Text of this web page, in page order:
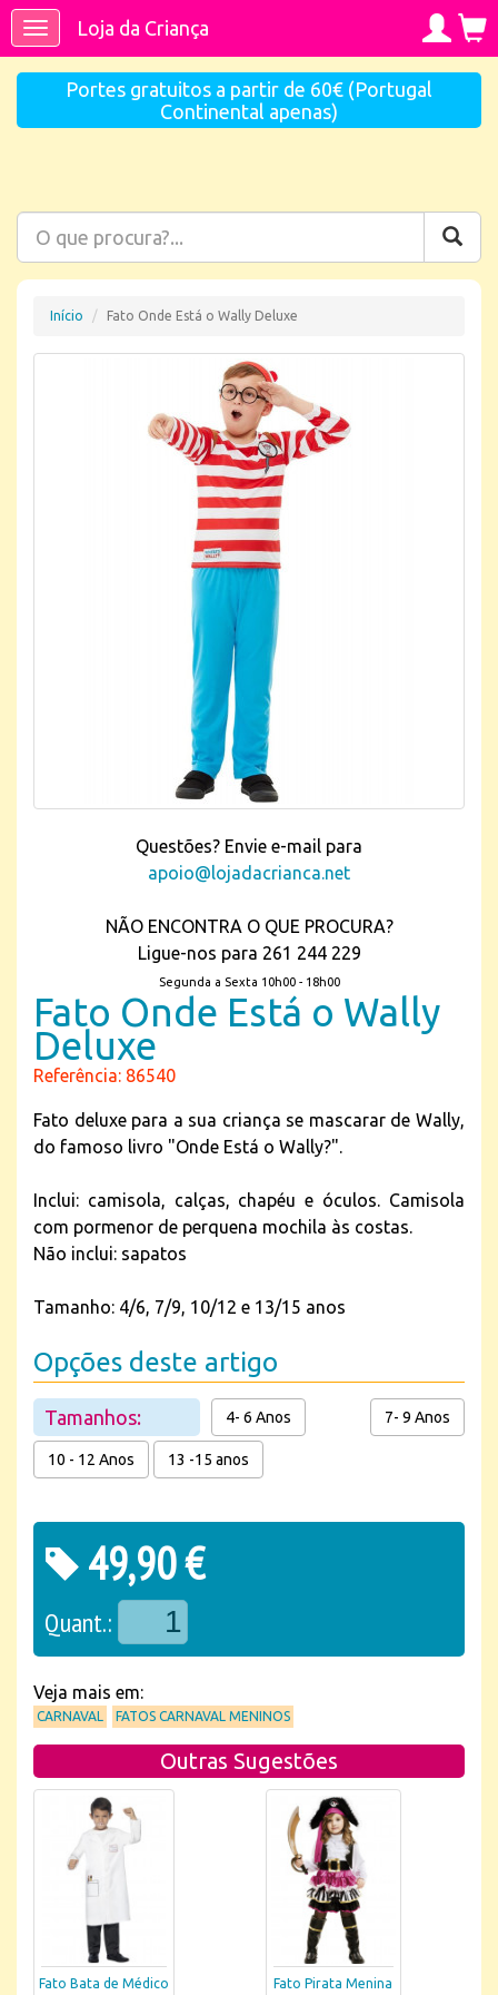
ToggleLoja da Criança
Portes gratuitos a partir de 60€ (Portugal
Continental apenas)
Início Fato Onde Está o Wally Deluxe
Questões? Envie e-mail para
apoio@lojadacrianca.net
NÃO ENCONTRA O QUE PROCURA?
Ligue-nos para 261 244 229
Segunda a Sexta 10h00 - 18h00
Fato Onde Está o Wally
Deluxe
Referência: 86540
Fato deluxe para a sua criança se mascarar de Wally,
do famoso livro "Onde Está o Wally?".
Inclui: camisola, calças, chapéu e óculos. Camisola
com pormenor de perquena mochila às costas.
Não inclui: sapatos
Tamanho: 4/6, 7/9, 10/12 e 13/15 anos
Opções deste artigo
Tamanhos: 4- 6 Anos 7- 9 Anos
10 - 12 Anos 13 -15 anos
49,90 €
Quant.:
Veja mais em:
CARNAVAL FATOS CARNAVAL MENINOS
Outras Sugestões
Fato Bata de Médico Fato Pirata Menina